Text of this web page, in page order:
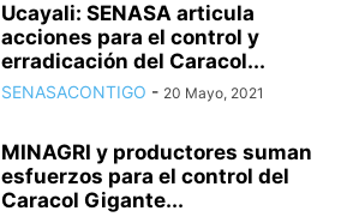
Ucayali: SENASA articula
acciones para el control y
erradicación del Caracol...
SENASACONTIGO - 20 Mayo, 2021
MINAGRI y productores suman
esfuerzos para el control del
Caracol Gigante...